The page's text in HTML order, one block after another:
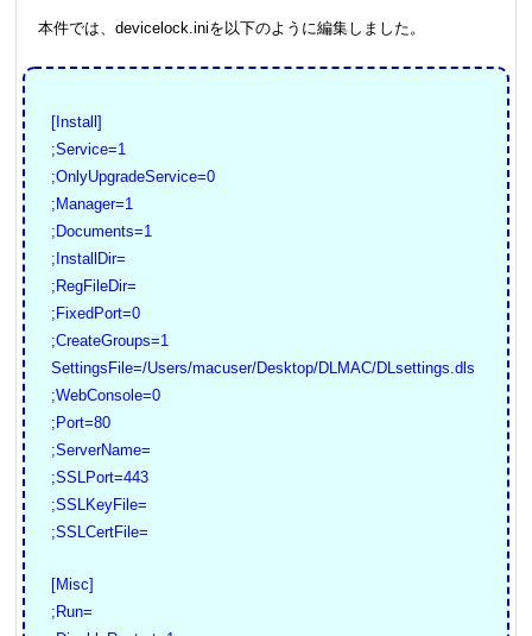
本件では、devicelock.iniを以下のように編集しました。
[Install]
;Service=1
;OnlyUpgradeService=0
;Manager=1
;Documents=1
;InstallDir=
;RegFileDir=
;FixedPort=0
;CreateGroups=1
SettingsFile=/Users/macuser/Desktop/DLMAC/DLsettings.dls
;WebConsole=0
;Port=80
;ServerName=
;SSLPort=443
;SSLKeyFile=
;SSLCertFile=
[Misc]
;Run=